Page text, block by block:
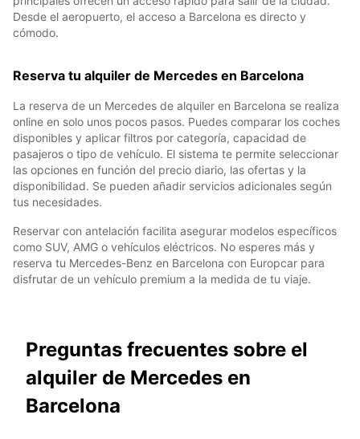
Desde el aeropuerto, el acceso a Barcelona es directo y
cómodo.
Reserva tu alquiler de Mercedes en Barcelona
La reserva de un Mercedes de alquiler en Barcelona se realiza
online en solo unos pocos pasos. Puedes comparar los coches
disponibles y aplicar filtros por categoría, capacidad de
pasajeros o tipo de vehículo. El sistema te permite seleccionar
las opciones en función del precio diario, las ofertas y la
disponibilidad. Se pueden añadir servicios adicionales según
tus necesidades.
Reservar con antelación facilita asegurar modelos específicos
como SUV, AMG o vehículos eléctricos. No esperes más y
reserva tu Mercedes-Benz en Barcelona con Europcar para
disfrutar de un vehículo premium a la medida de tu viaje.
Preguntas frecuentes sobre el
alquiler de Mercedes en
Barcelona